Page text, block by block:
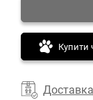
Купити
Доставка